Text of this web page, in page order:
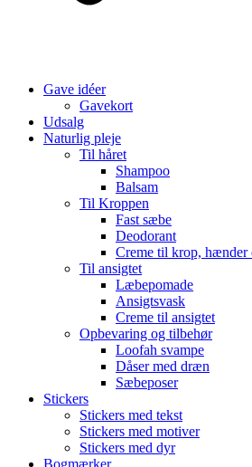
Gave idéer
Gavekort
Udsalg
Naturlig pleje
Til håret
Shampoo
Balsam
Til Kroppen
Fast sæbe
Deodorant
Creme til krop, hænder
Til ansigtet
Læbepomade
Ansigtsvask
Creme til ansigtet
Opbevaring og tilbehør
Loofah svampe
Dåser med dræn
Sæbeposer
Stickers
Stickers med tekst
Stickers med motiver
Stickers med dyr